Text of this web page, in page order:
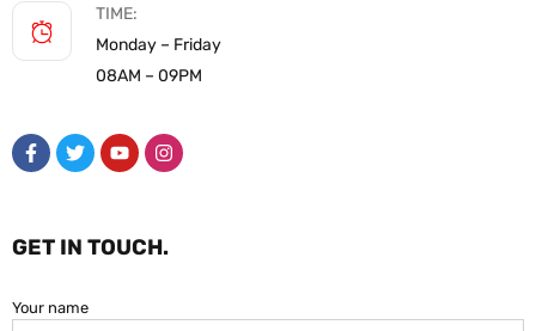
TIME:
Monday – Friday
08AM – 09PM
GET IN TOUCH.
Your name